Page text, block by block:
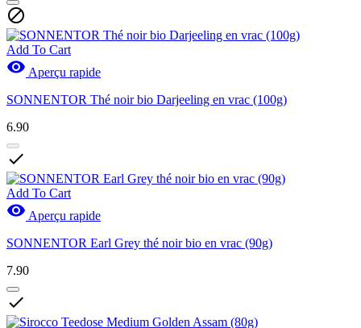

Add To Cart
 Aperçu rapide
SONNENTOR Thé noir bio Darjeeling en vrac (100g)
6.90

Add To Cart
 Aperçu rapide
SONNENTOR Earl Grey thé noir bio en vrac (90g)
7.90
